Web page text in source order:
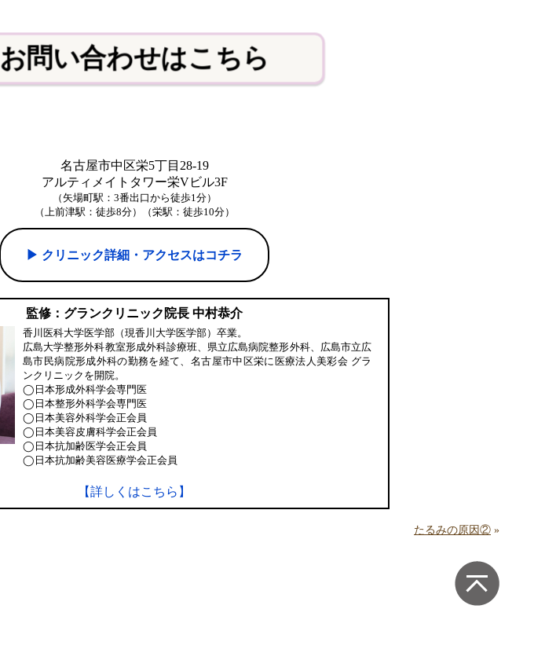
お問い合わせはこちら
名古屋市中区栄5丁目28-19
アルティメイトタワー栄Vビル3F
（矢場町駅：3番出口から徒歩1分）
（上前津駅：徒歩8分）（栄駅：徒歩10分）
▶︎ クリニック詳細・アクセスはコチラ
監修：グランクリニック院長 中村恭介
香川医科大学医学部（現香川大学医学部）卒業。
広島大学整形外科教室形成外科診療班、県立広島病院整形外科、広島市立広
島市民病院形成外科の勤務を経て、名古屋市中区栄に医療法人美彩会 グラ
ンクリニックを開院。
◯日本形成外科学会専門医
◯日本整形外科学会専門医
◯日本美容外科学会正会員
◯日本美容皮膚科学会正会員
◯日本抗加齢医学会正会員
◯日本抗加齢美容医療学会正会員
【詳しくはこちら】
たるみの原因② »